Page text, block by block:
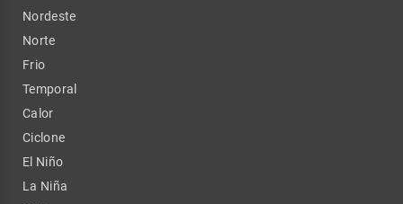
Nordeste
Norte
Frio
Temporal
Calor
Ciclone
El Niño
La Niña